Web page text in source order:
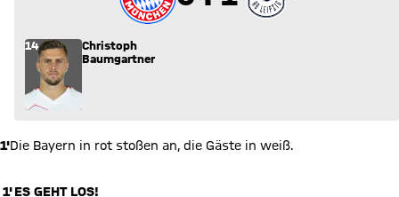
Baumgartner startet und direkt die Kugel ins lange Eck
bugsiert. Der VAR prüft. Vielleicht doch kein Tor?
TOR ZURÜCKGENOMMEN
0:1 durch Baumgartner